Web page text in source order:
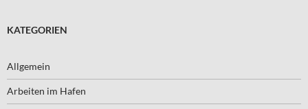
KATEGORIEN
Allgemein
Arbeiten im Hafen